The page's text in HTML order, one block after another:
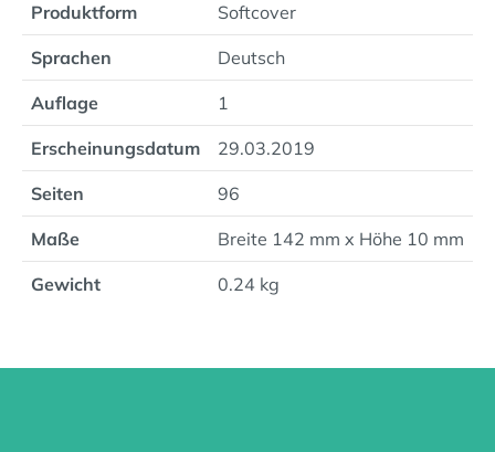
Produktform Softcover
Sprachen Deutsch
Auflage 1
Erscheinungsdatum 29.03.2019
Seiten 96
Maße Breite 142 mm x Höhe 10 mm
Gewicht 0.24 kg